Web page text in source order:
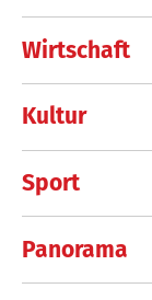
Wirtschaft
Kultur
Sport
Panorama